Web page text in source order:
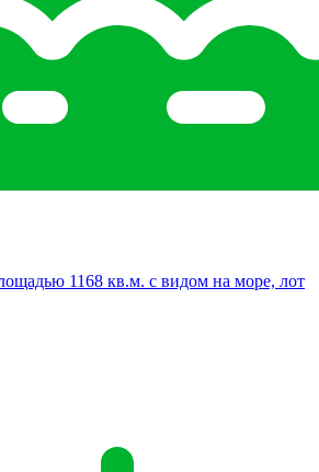
1168 кв.м. с видом на море, лот